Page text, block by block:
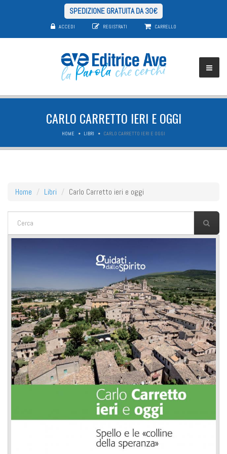
SPEDIZIONE GRATUITA DA 30€
ACCEDI REGISTRATI CARRELLO
CARLO CARRETTO IERI E OGGI
HOME LIBRI CARLO CARRETTO IERI E OGGI
Home Libri Carlo Carretto ieri e oggi
FORM DI RICERCA